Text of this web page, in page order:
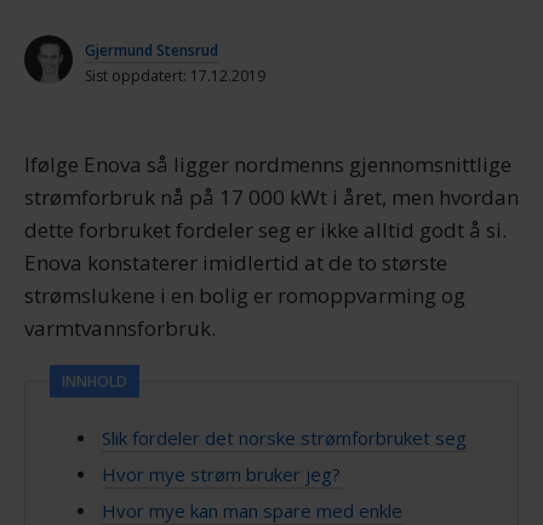
Gjermund Stensrud
Sist oppdatert: 17.12.2019
Ifølge Enova så ligger nordmenns gjennomsnittlige
strømforbruk nå på 17 000 kWt i året, men hvordan
dette forbruket fordeler seg er ikke alltid godt å si.
Enova konstaterer imidlertid at de to største
strømslukene i en bolig er romoppvarming og
varmtvannsforbruk.
INNHOLD
Slik fordeler det norske strømforbruket seg
Hvor mye strøm bruker jeg?
Hvor mye kan man spare med enkle